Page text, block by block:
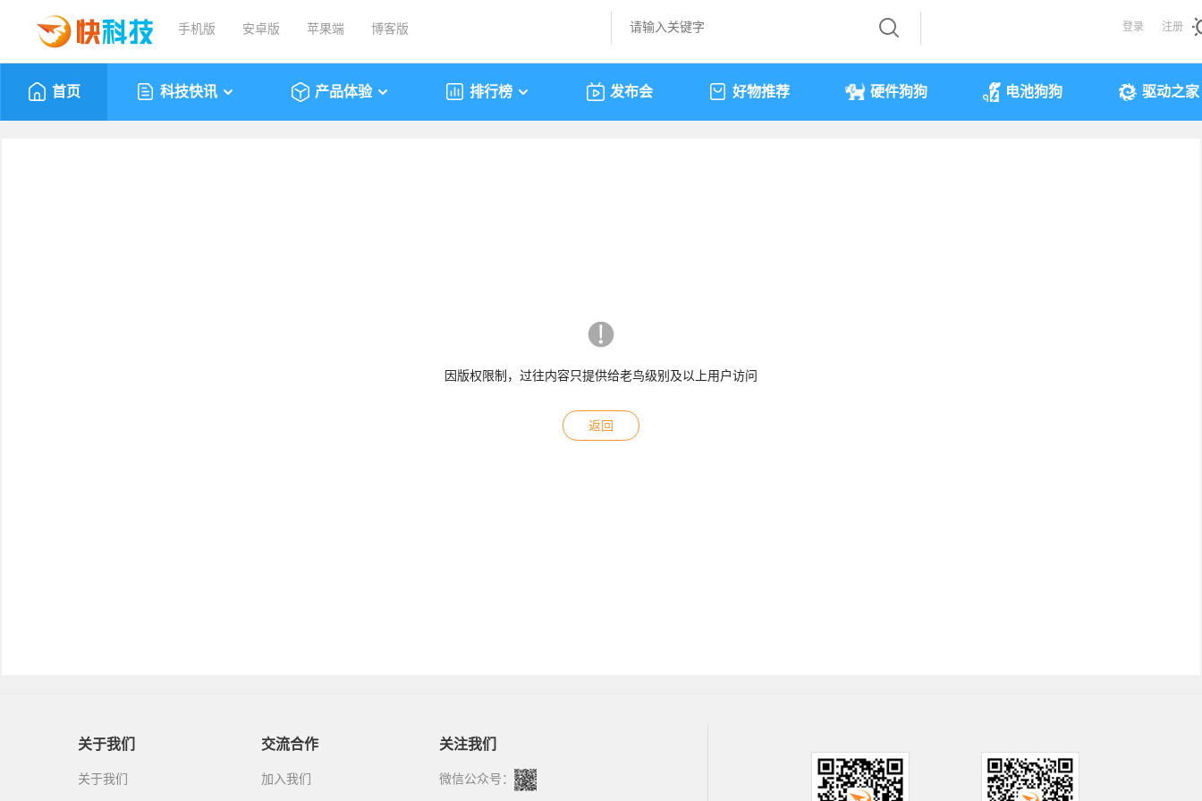
手机版 安卓版 苹果端 博客版 登录 注册
首页 科技快讯 产品体验 排行榜 发布会 好物推荐 硬件狗狗 电池狗狗 驱动之家
因版权限制，过往内容只提供给老鸟级别及以上用户访问
返回
关于我们
关于我们
交流合作
加入我们
关注我们
微信公众号：